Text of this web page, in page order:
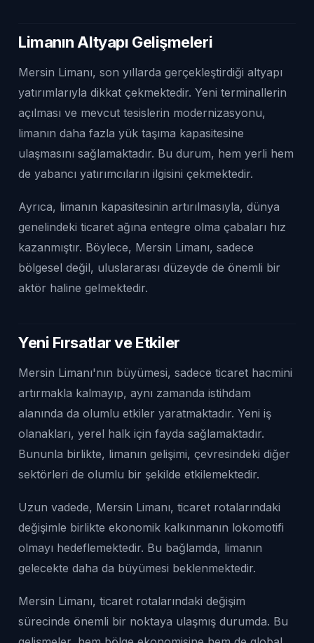
Limanın Altyapı Gelişmeleri
Mersin Limanı, son yıllarda gerçekleştirdiği altyapı
yatırımlarıyla dikkat çekmektedir. Yeni terminallerin
açılması ve mevcut tesislerin modernizasyonu,
limanın daha fazla yük taşıma kapasitesine
ulaşmasını sağlamaktadır. Bu durum, hem yerli hem
de yabancı yatırımcıların ilgisini çekmektedir.
Ayrıca, limanın kapasitesinin artırılmasıyla, dünya
genelindeki ticaret ağına entegre olma çabaları hız
kazanmıştır. Böylece, Mersin Limanı, sadece
bölgesel değil, uluslararası düzeyde de önemli bir
aktör haline gelmektedir.
Yeni Fırsatlar ve Etkiler
Mersin Limanı'nın büyümesi, sadece ticaret hacmini
artırmakla kalmayıp, aynı zamanda istihdam
alanında da olumlu etkiler yaratmaktadır. Yeni iş
olanakları, yerel halk için fayda sağlamaktadır.
Bununla birlikte, limanın gelişimi, çevresindeki diğer
sektörleri de olumlu bir şekilde etkilemektedir.
Uzun vadede, Mersin Limanı, ticaret rotalarındaki
değişimle birlikte ekonomik kalkınmanın lokomotifi
olmayı hedeflemektedir. Bu bağlamda, limanın
gelecekte daha da büyümesi beklenmektedir.
Mersin Limanı, ticaret rotalarındaki değişim
sürecinde önemli bir noktaya ulaşmış durumda. Bu